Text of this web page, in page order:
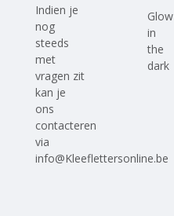
Indien je
nog
steeds
met
vragen zit
kan je
ons
contacteren
via
info@Kleeflettersonline.be
Glow
in
the
dark